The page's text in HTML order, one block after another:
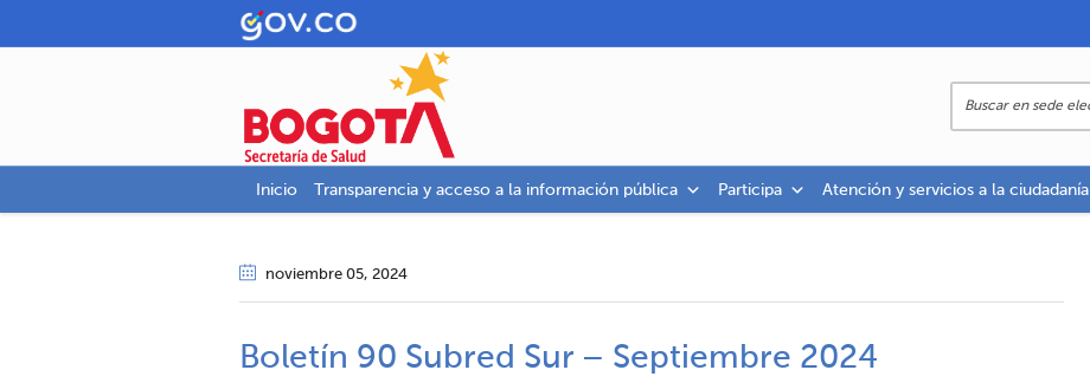
Inicio Transparencia y acceso a la información pública Participa Atención y servicios a la ciudadanía
noviembre 05, 2024
Boletín 90 Subred Sur – Septiembre 2024